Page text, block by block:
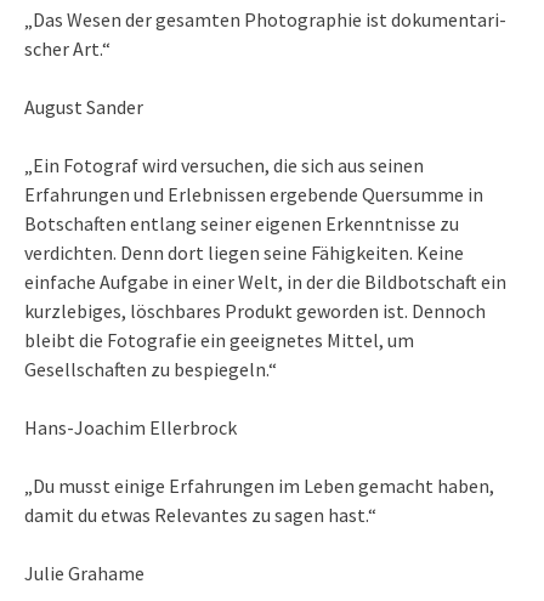
„Das We­sen der ge­sam­ten Pho­to­gra­phie ist do­ku­men­ta­ri­
scher Art.“
August Sander
„Ein Fotograf wird versuchen, die sich aus seinen
Erfahrungen und Erlebnissen ergebende Quersumme in
Botschaften entlang seiner eigenen Erkenntnisse zu
verdichten. Denn dort liegen seine Fähigkeiten. Keine
einfache Aufgabe in einer Welt, in der die Bildbotschaft ein
kurzlebiges, löschbares Produkt geworden ist. Dennoch
bleibt die Fotografie ein geeignetes Mittel, um
Gesellschaften zu bespiegeln.“
Hans-Joachim Ellerbrock
„Du musst einige Erfahrungen im Leben gemacht haben,
damit du etwas Relevantes zu sagen hast.“
Julie Grahame